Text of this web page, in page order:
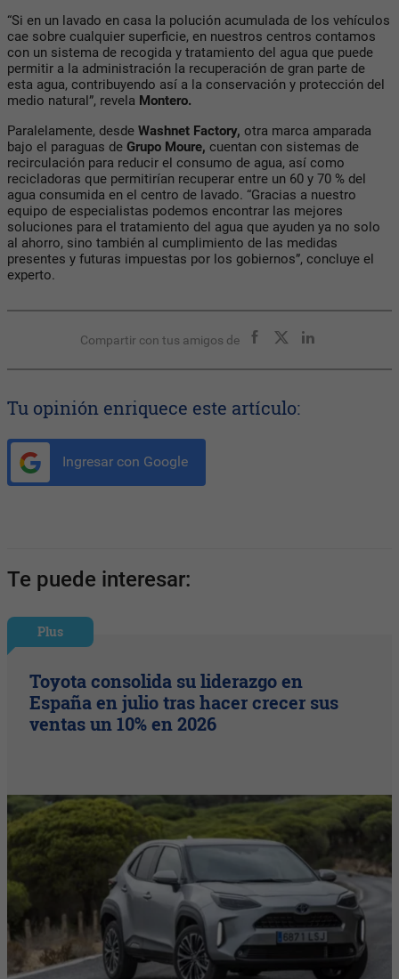
“Si en un lavado en casa la polución acumulada de los vehículos
cae sobre cualquier superficie, en nuestros centros contamos
con un sistema de recogida y tratamiento del agua que puede
permitir a la administración la recuperación de gran parte de
esta agua, contribuyendo así a la conservación y protección del
medio natural”, revela Montero.
Paralelamente, desde Washnet Factory, otra marca amparada
bajo el paraguas de Grupo Moure, cuentan con sistemas de
recirculación para reducir el consumo de agua, así como
recicladoras que permitirían recuperar entre un 60 y 70 % del
agua consumida en el centro de lavado. “Gracias a nuestro
equipo de especialistas podemos encontrar las mejores
soluciones para el tratamiento del agua que ayuden ya no solo
al ahorro, sino también al cumplimiento de las medidas
presentes y futuras impuestas por los gobiernos”, concluye el
experto.
Compartir con tus amigos de
Tu opinión enriquece este artículo:
Ingresar con Google
Te puede interesar:
Plus
Toyota consolida su liderazgo en
España en julio tras hacer crecer sus
ventas un 10% en 2026